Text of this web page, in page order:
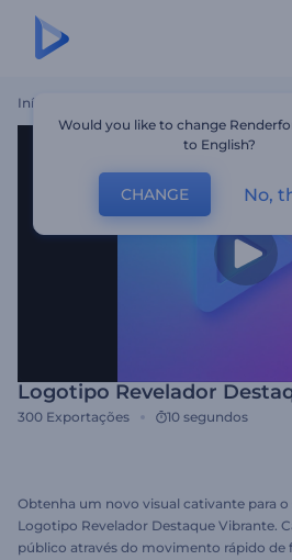
Início
Logotipo Revelador
300 Exportações 10 segundos
Obtenha um novo visual cativante para
Logotipo Revelador Destaque Vibrante.
público através do movimento rápido de
Would you like to change
to English?
CHANGE No,